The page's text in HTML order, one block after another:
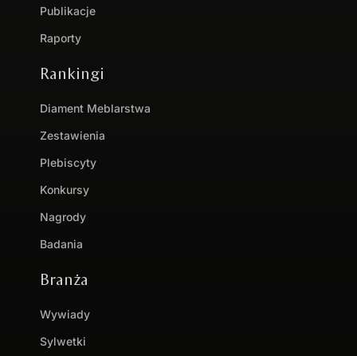
Publikacje
Raporty
Rankingi
Diament Meblarstwa
Zestawienia
Plebiscyty
Konkursy
Nagrody
Badania
Branża
Wywiady
Sylwetki